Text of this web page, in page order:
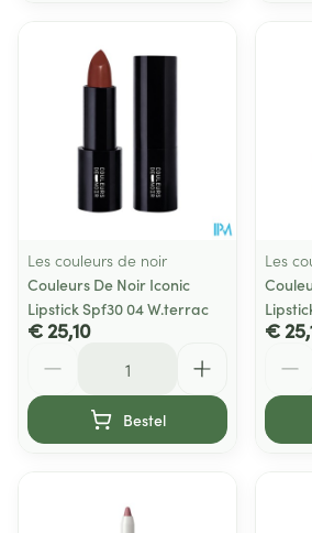
Les couleurs de noir
Couleurs De Noir Iconic
Lipstick Spf30 04 W.terrac
€ 25,10
Bestel
Les
€